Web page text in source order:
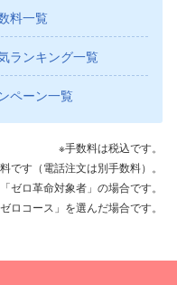
料一覧
ランキング一覧
ペーン一覧
※手数料は税込です。
です（電話注文は別手数料）。
ゼロ革命対象者」の場合です。
ロコース」を選んだ場合です。